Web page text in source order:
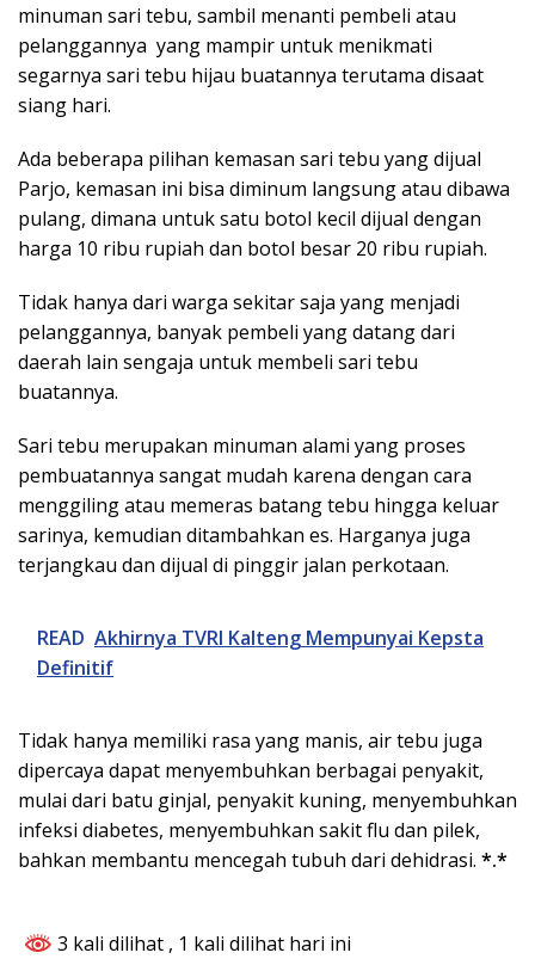
minuman sari tebu, sambil menanti pembeli atau
pelanggannya yang mampir untuk menikmati
segarnya sari tebu hijau buatannya terutama disaat
siang hari.
Ada beberapa pilihan kemasan sari tebu yang dijual
Parjo, kemasan ini bisa diminum langsung atau dibawa
pulang, dimana untuk satu botol kecil dijual dengan
harga 10 ribu rupiah dan botol besar 20 ribu rupiah.
Tidak hanya dari warga sekitar saja yang menjadi
pelanggannya, banyak pembeli yang datang dari
daerah lain sengaja untuk membeli sari tebu
buatannya.
Sari tebu merupakan minuman alami yang proses
pembuatannya sangat mudah karena dengan cara
menggiling atau memeras batang tebu hingga keluar
sarinya, kemudian ditambahkan es. Harganya juga
terjangkau dan dijual di pinggir jalan perkotaan.
READ Akhirnya TVRI Kalteng Mempunyai Kepsta
Definitif
Tidak hanya memiliki rasa yang manis, air tebu juga
dipercaya dapat menyembuhkan berbagai penyakit,
mulai dari batu ginjal, penyakit kuning, menyembuhkan
infeksi diabetes, menyembuhkan sakit flu dan pilek,
bahkan membantu mencegah tubuh dari dehidrasi. *.*
3 kali dilihat , 1 kali dilihat hari ini